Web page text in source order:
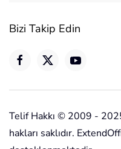
Bizi Takip Edin
Telif Hakkı © 2009 -
hakları saklıdır.